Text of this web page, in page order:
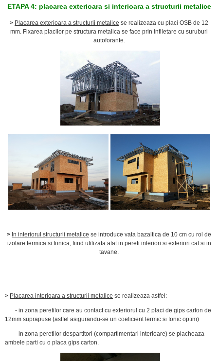
ETAPA 4: placarea exterioara si interioara a structurii metalice
> Placarea exterioara a structurii metalice se realizeaza cu placi OSB de 12
mm. Fixarea placilor pe structura metalica se face prin infiletare cu suruburi
autoforante.
> In interiorul structurii metalice se introduce vata bazaltica de 10 cm cu rol de
izolare termica si fonica, fiind utilizata atat in pereti interiori si exteriori cat si in
tavane.
> Placarea interioara a structurii metalice se realizeaza astfel:
- in zona peretilor care au contact cu exteriorul cu 2 placi de gips carton de
12mm suprapuse (astfel asigurandu-se un coeficient termic si fonic optim)
- in zona peretilor despartitori (compartimentari interioare) se placheaza
ambele parti cu o placa gips carton.